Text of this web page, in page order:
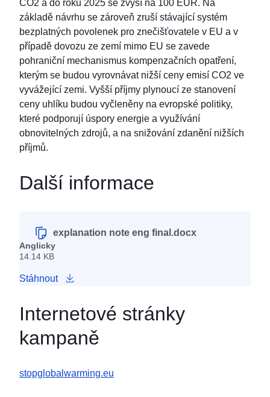
CO2 a do roku 2025 se zvýší na 100 EUR. Na
základě návrhu se zároveň zruší stávající systém
bezplatných povolenek pro znečišťovatele v EU a v
případě dovozu ze zemí mimo EU se zavede
pohraniční mechanismus kompenzačních opatření,
kterým se budou vyrovnávat nižší ceny emisí CO2 ve
vyvážející zemi. Vyšší příjmy plynoucí ze stanovení
ceny uhlíku budou vyčleněny na evropské politiky,
které podporují úspory energie a využívání
obnovitelných zdrojů, a na snižování zdanění nižších
příjmů.
Další informace
explanation note eng final.docx
Anglicky
14.14 KB
Stáhnout
Internetové stránky
kampaně
stopglobalwarming.eu